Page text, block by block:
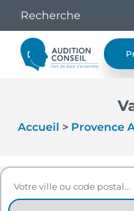
Accueil > Provence